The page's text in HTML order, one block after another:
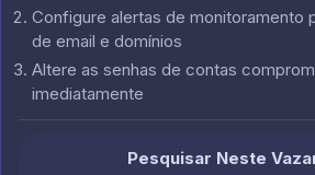
Configure alertas de monitoramento
de email e domínios
Altere as senhas de contas
imediatamente
Pesquisar Neste